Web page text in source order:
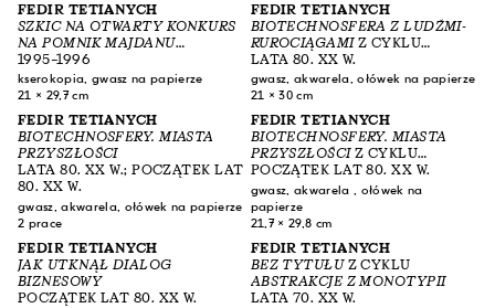
FEDIR TETIANYCH
SZKIC NA OTWARTY KONKURS
NA POMNIK MAJDANU
NIEPODLEGŁOŚCI (WARIANT)
CYKLUSZKICE DO POMNIKA
NIEPODLEGŁOŚCI NA
1995–1996
kserokopia, gwasz na papierze
21 × 29,7 cm
FEDIR TETIANYCH
BIOTECHNOSFERA Z LUDŹMI-
RUROCIĄGAMIZ CYKLU
BIOTECHNOSFERY. MIASTA
PRZYSZŁOŚCI
LATA 80. XX W.
gwasz, akwarela, ołówek na papierze
21 × 30 cm
FEDIR TETIANYCH
BIOTECHNOSFERY. MIASTA
PRZYSZŁOŚCI
LATA 80. XX W.; POCZĄTEK LAT
80. XX W.
gwasz, akwarela, ołówek na papierze
2 prace
FEDIR TETIANYCH
BIOTECHNOSFERY. MIASTA
PRZYSZŁOŚCIZ CYKLU
BIOTECHNOSFERY. MIASTA
PRZYSZŁOŚCI
POCZĄTEK LAT 80. XX W.
gwasz, akwarela , ołówek na
papierze
21,7 × 29,8 cm
FEDIR TETIANYCH
JAK UTKNĄŁ DIALOG
BIZNESOWY
POCZĄTEK LAT 80. XX W.
FEDIR TETIANYCH
BEZ TYTUŁUZ CYKLU
ABSTRAKCJE Z MONOTYPII
LATA 70. XX W.